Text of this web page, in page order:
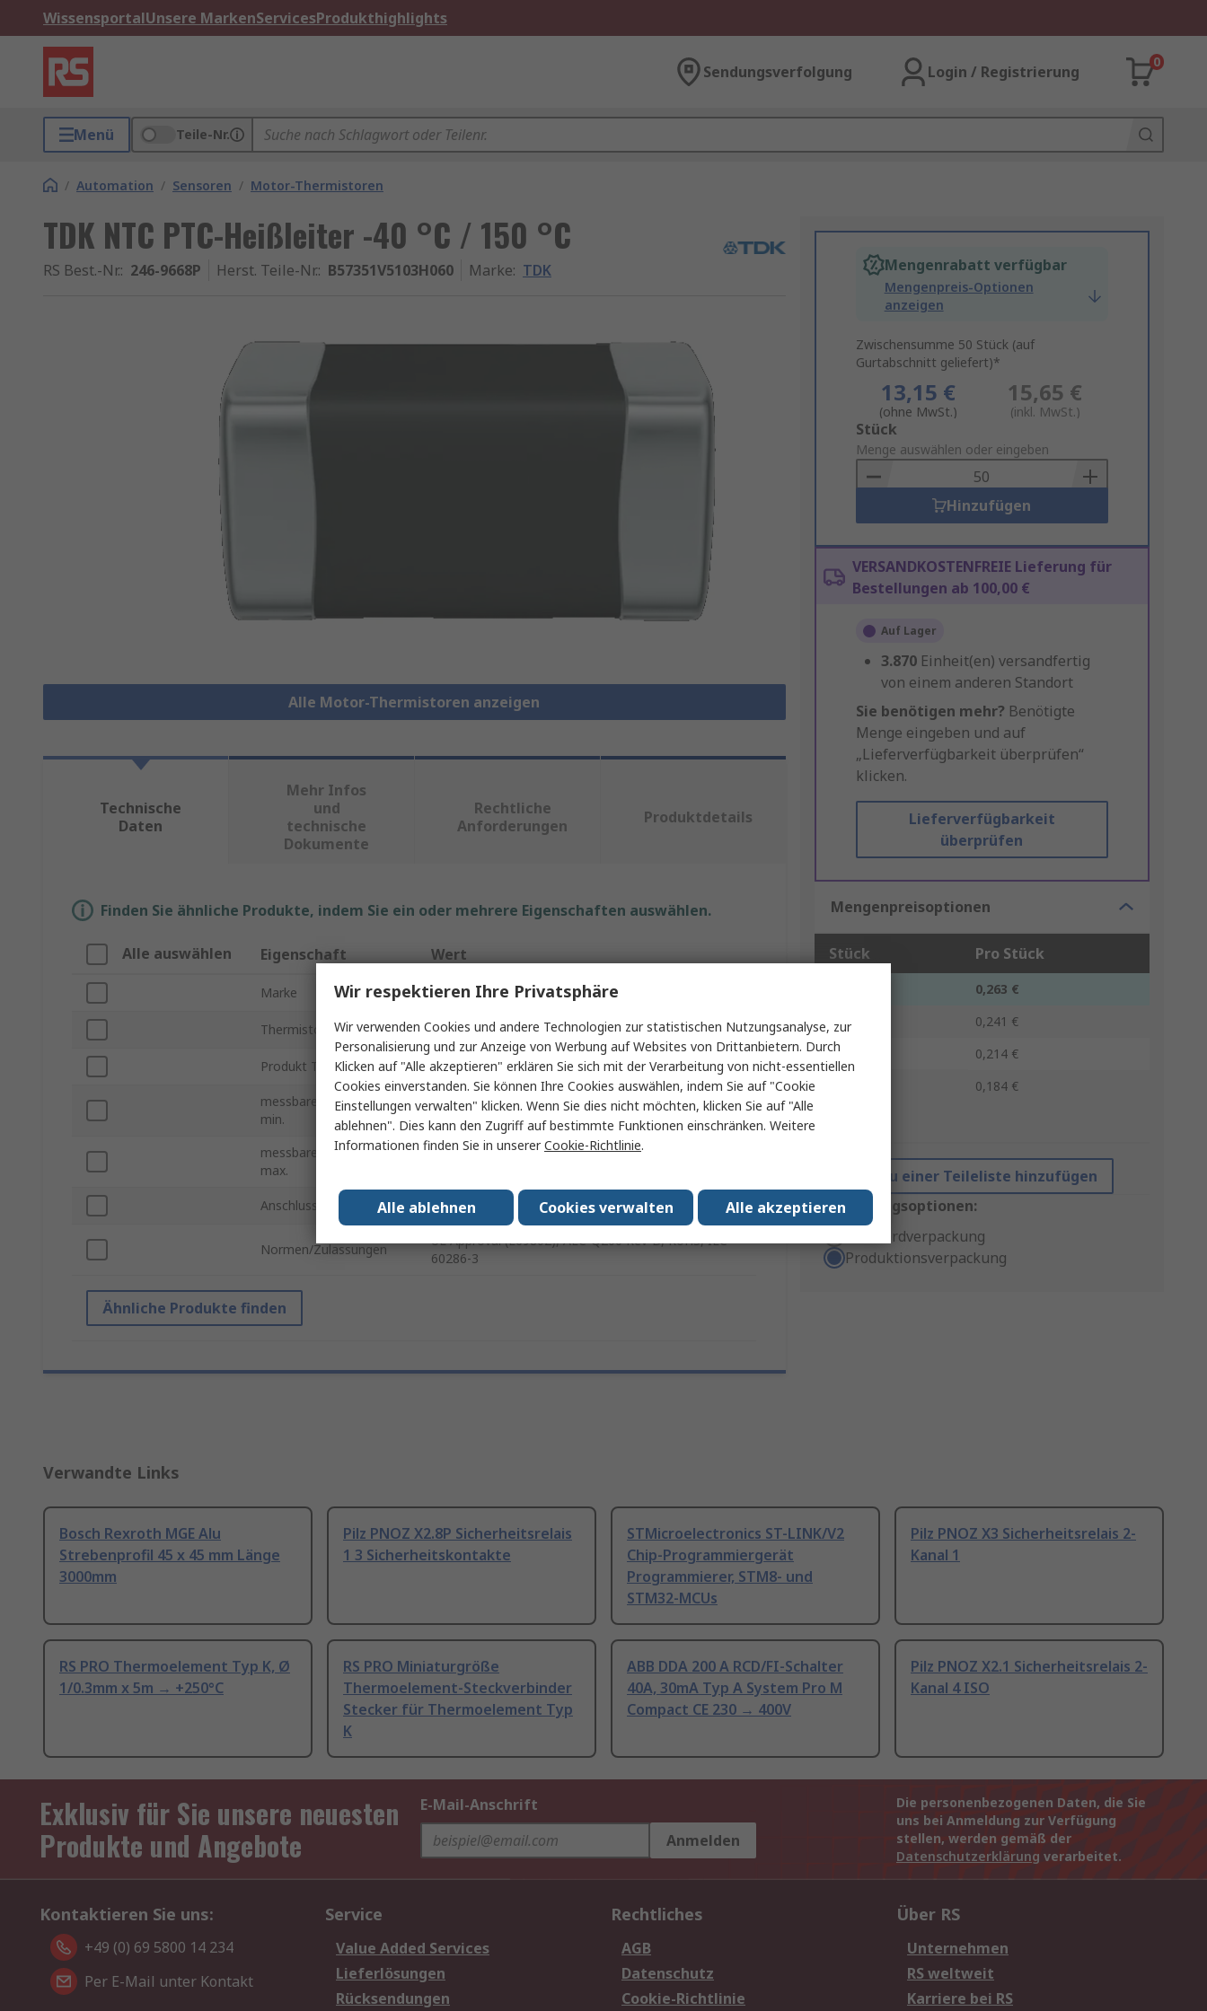
WissensportalUnsere MarkenServicesProdukthighlights
Sendungsverfolgung Login / Registrierung
0
Menü Teile-Nr.
/ Automation / Sensoren / Motor-Thermistoren
TDK NTC PTC-Heißleiter -40 °C / 150 °C
RS Best.-Nr.: 246-9668P Herst. Teile-Nr.: B57351V5103H060 Marke: TDK
Alle Motor-Thermistoren anzeigen
Mengenrabatt verfügbar
Mengenpreis-Optionen
anzeigen
Zwischensumme 50 Stück (auf
Gurtabschnitt geliefert)*
13,15 €
(ohne MwSt.)
15,65 €
(inkl. MwSt.)
Add
to
Basket
Stück
Menge auswählen oder eingeben
Hinzufügen
VERSANDKOSTENFREIE Lieferung für
Bestellungen ab 100,00 €
Auf Lager
3.870 Einheit(en) versandfertig
von einem anderen Standort
Sie benötigen mehr? Benötigte
Menge eingeben und auf
„Lieferverfügbarkeit überprüfen“
klicken.
Lieferverfügbarkeit
überprüfen
Mengenpreisoptionen
Stück Pro Stück
0,263 €
100 - 240
0,241 €
250 - 990
0,214 €
0,184 €
*Richtpreis
Zu einer Teileliste hinzufügen
Verpackungsoptionen:
Standardverpackung
Produktionsverpackung
Technische
Daten
Mehr Infos
und
technische
Dokumente
Rechtliche
Anforderungen
Produktdetails
Finden Sie ähnliche Produkte, indem Sie ein oder mehrere Eigenschaften auswählen.
Alle auswählen Eigenschaft Wert
Marke TDK
Thermistor Typ NTC
Produkt Typ PTC-Heißleiter
messbare Temperatur
min.
-40°C
messbare Temperatur
max.
Anschlusstyp Stecker
Normen/Zulassungen
UL Approval (E69802), AEC-Q200 Rev-D, RoHS, IEC
60286-3
Ähnliche Produkte finden
Verwandte Links
Bosch Rexroth MGE Alu
Strebenprofil 45 x 45 mm Länge
3000mm
Pilz PNOZ X2.8P Sicherheitsrelais
1 3 Sicherheitskontakte
STMicroelectronics ST-LINK/V2
Chip-Programmiergerät
Programmierer, STM8- und
STM32-MCUs
Pilz PNOZ X3 Sicherheitsrelais 2-
Kanal 1
RS PRO Thermoelement Typ K, Ø
1/0.3mm x 5m → +250°C
RS PRO Miniaturgröße
Thermoelement-Steckverbinder
Stecker für Thermoelement Typ
K
ABB DDA 200 A RCD/FI-Schalter
40A, 30mA Typ A System Pro M
Compact CE 230 → 400V
Pilz PNOZ X2.1 Sicherheitsrelais 2-
Kanal 4 ISO
Exklusiv für Sie unsere neuesten
Produkte und Angebote
E-Mail-Anschrift
Anmelden
Die personenbezogenen Daten, die Sie
uns bei Anmeldung zur Verfügung
stellen, werden gemäß der
Datenschutzerklärung verarbeitet.
Kontaktieren Sie uns:
+49 (0) 69 5800 14 234
Per E-Mail unter Kontakt
Service
Value Added Services
Lieferlösungen
Rücksendungen
Rechtliches
AGB
Datenschutz
Cookie-Richtlinie
Über RS
Unternehmen
RS weltweit
Karriere bei RS
Wir respektieren Ihre Privatsphäre
Wir verwenden Cookies und andere Technologien zur statistischen Nutzungsanalyse, zur
Personalisierung und zur Anzeige von Werbung auf Websites von Drittanbietern. Durch
Klicken auf "Alle akzeptieren" erklären Sie sich mit der Verarbeitung von nicht-essentiellen
Cookies einverstanden. Sie können Ihre Cookies auswählen, indem Sie auf "Cookie
Einstellungen verwalten" klicken. Wenn Sie dies nicht möchten, klicken Sie auf "Alle
ablehnen". Dies kann den Zugriff auf bestimmte Funktionen einschränken. Weitere
Informationen finden Sie in unsererCookie-Richtlinie.
Alle akzeptieren
Cookies verwalten
Alle ablehnen